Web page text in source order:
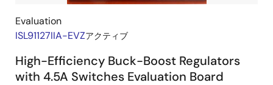
Evaluation
ISL91127IIA-EVZアクティブ
High-Efficiency Buck-Boost Regulators
with 4.5A Switches Evaluation Board